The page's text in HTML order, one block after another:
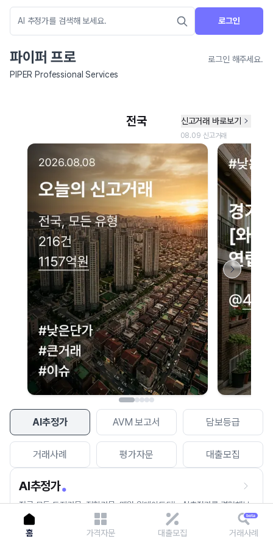
로그인
파이퍼 프로
로그인 해주세요.
PIPER Professional Services
AI추정가 AVM 보고서 담보등급
거래사례 평가자문 대출모집
AI추정가
전국 모든 토지건물, 집합건물, 매월 업데이트되는 AI추정가를 경험해보
세요.
네이버 지도 연결 안내
현재 네이버 지도 연결이 원활하지 않아 지도를 불러올 수 없습니다.
이용에 불편을 드려 죄송합니다.
다시 시도
홈 가격자문 대출모집 거래사례